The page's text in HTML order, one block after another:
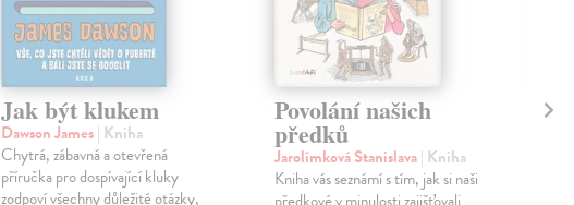
Jak být klukem
Dawson James| Kniha
Chytrá, zábavná a otevřená
příručka pro dospívající kluky
zodpoví všechny důležité otázky,
Povolání našich
předků
Jarolímková Stanislava| Kniha
Kniha vás seznámí s tím, jak si naši